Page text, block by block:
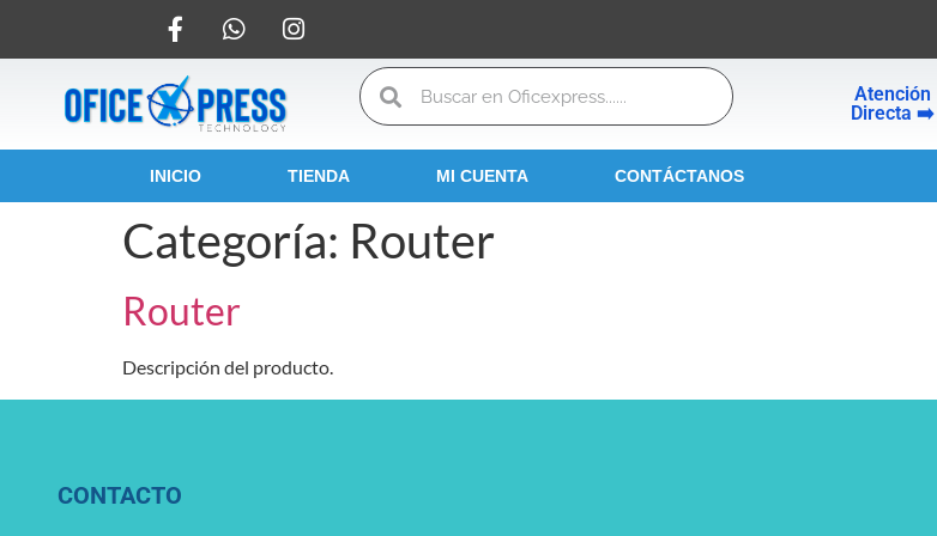
Atención
Directa ➡️
INICIO TIENDA MI CUENTA CONTÁCTANOS
Categoría: Router
Router
Descripción del producto.
CONTACTO